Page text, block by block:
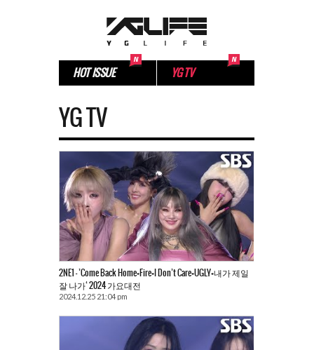
HOT ISSUE YG TV
YG TV
2NE1 – ’Come Back Home+Fire+I Don’t Care+UGLY+내가 제일
잘 나가‘ 2024 가요대전
2024.12.25 21:04 pm